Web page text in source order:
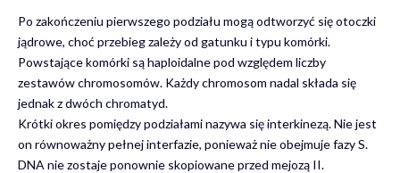
Po zakończeniu pierwszego podziału mogą odtworzyć się otoczki
jądrowe, choć przebieg zależy od gatunku i typu komórki.
Powstające komórki są haploidalne pod względem liczby
zestawów chromosomów. Każdy chromosom nadal składa się
jednak z dwóch chromatyd.
Krótki okres pomiędzy podziałami nazywa się interkinezą. Nie jest
on równoważny pełnej interfazie, ponieważ nie obejmuje fazy S.
DNA nie zostaje ponownie skopiowane przed mejozą II.